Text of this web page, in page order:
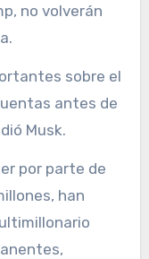
no volverán
sobre el
antes de
Musk.
por parte de
han